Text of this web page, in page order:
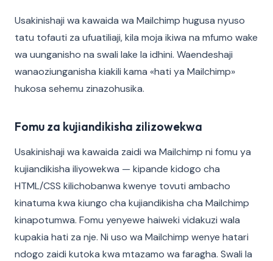
Usakinishaji wa kawaida wa Mailchimp hugusa nyuso
tatu tofauti za ufuatiliaji, kila moja ikiwa na mfumo wake
wa uunganisho na swali lake la idhini. Waendeshaji
wanaoziunganisha kiakili kama «hati ya Mailchimp»
hukosa sehemu zinazohusika.
Fomu za kujiandikisha zilizowekwa
Usakinishaji wa kawaida zaidi wa Mailchimp ni fomu ya
kujiandikisha iliyowekwa — kipande kidogo cha
HTML/CSS kilichobanwa kwenye tovuti ambacho
kinatuma kwa kiungo cha kujiandikisha cha Mailchimp
kinapotumwa. Fomu yenyewe haiweki vidakuzi wala
kupakia hati za nje. Ni uso wa Mailchimp wenye hatari
ndogo zaidi kutoka kwa mtazamo wa faragha. Swali la